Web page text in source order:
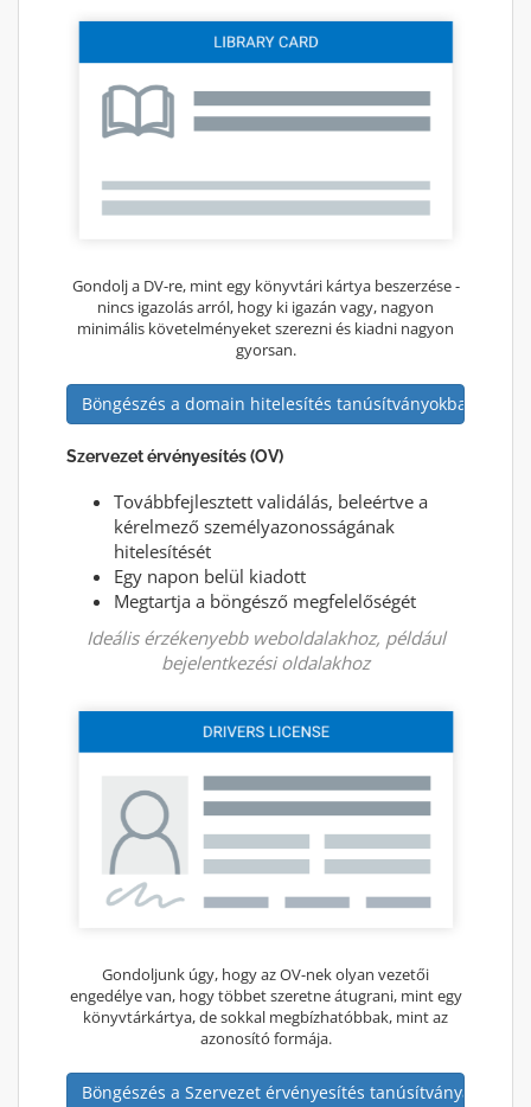
Gondolj a DV-re, mint egy könyvtári kártya beszerzése -
nincs igazolás arról, hogy ki igazán vagy, nagyon
minimális követelményeket szerezni és kiadni nagyon
gyorsan.
Böngészés a domain hitelesítés tanúsítványokban
Szervezet érvényesítés (OV)
Továbbfejlesztett validálás, beleértve a
kérelmező személyazonosságának
hitelesítését
Egy napon belül kiadott
Megtartja a böngésző megfelelőségét
Ideális érzékenyebb weboldalakhoz, például
bejelentkezési oldalakhoz
Gondoljunk úgy, hogy az OV-nek olyan vezetői
engedélye van, hogy többet szeretne átugrani, mint egy
könyvtárkártya, de sokkal megbízhatóbbak, mint az
azonosító formája.
Böngészés a Szervezet érvényesítés tanúsítványaiban